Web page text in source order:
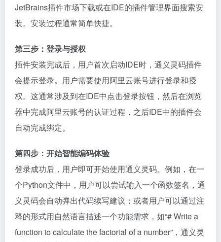
JetBrains插件市场下载或在IDE的插件管理界面搜索安
装。安装过程通常简单快捷。
第三步：登录与授权
插件安装完成后，用户首次启动IDE时，通义灵码插件
会提示登录。用户需要使用阿里云账号进行登录和授
权。这通常涉及到在IDE中点击登录按钮，然后在浏览
器中完成阿里云账号的认证过程，之后IDE中的插件会
自动完成绑定。
第四步：开始智能编码体验
登录成功后，用户即可开始使用通义灵码。例如，在一
个Python文件中，用户可以尝试输入一个函数签名，通
义灵码会自动弹出代码续写建议；或者用户可以通过注
释的形式用自然语言描述一个功能需求，如“# Write a
function to calculate the factorial of a number”，通义灵